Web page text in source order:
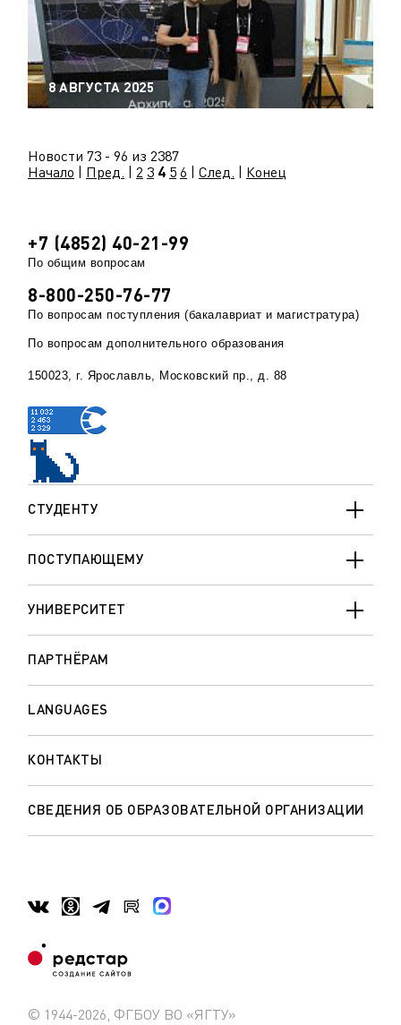
8 АВГУСТА 2025
Новости 73 - 96 из 2387
Начало
Пред. 2 3 4 5 6 След. Конец
СТУДЕНТУ
ПОСТУПАЮЩЕМУ
УНИВЕРСИТЕТ
ПАРТНЁРАМ
LANGUAGES
КОНТАКТЫ
СВЕДЕНИЯ ОБ ОБРАЗОВАТЕЛЬНОЙ ОРГАНИЗАЦИИ
+7 (4852) 40-21-99
По общим вопросам
8-800-250-76-77
По вопросам поступления (бакалавриат и магистратура)
По вопросам дополнительного образования
150023, г. Ярославль, Московский пр., д. 88
© 1944-2026, ФГБОУ ВО «ЯГТУ»